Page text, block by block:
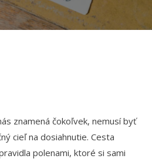
znamená čokoľvek, nemusí byť
cieľ na dosiahnutie. Cesta
polenami, ktoré si sami